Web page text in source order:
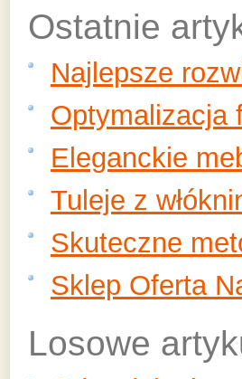
Ostatnie
Najlepsze
Optymalizacja
Eleganckie
Tuleje z
Skuteczne
Sklep Oferta
Losowe